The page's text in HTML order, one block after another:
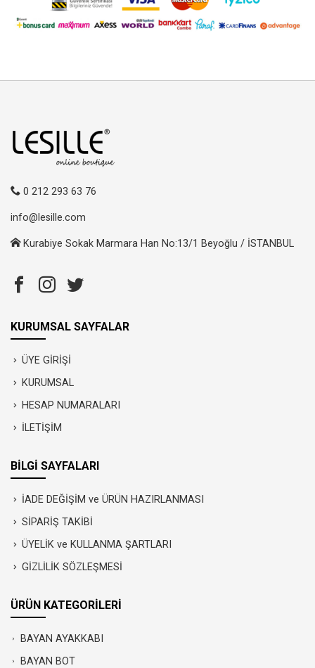
0 212 293 63 76
info@lesille.com
Kurabiye Sokak Marmara Han No:13/1 Beyoğlu / İSTANBUL
KURUMSAL SAYFALAR
ÜYE GİRİŞİ
KURUMSAL
HESAP NUMARALARI
İLETİŞİM
BİLGİ SAYFALARI
İADE DEĞİŞİM ve ÜRÜN HAZIRLANMASI
SİPARİŞ TAKİBİ
ÜYELİK ve KULLANMA ŞARTLARI
GİZLİLİK SÖZLEŞMESİ
ÜRÜN KATEGORİLERİ
BAYAN AYAKKABI
BAYAN BOT